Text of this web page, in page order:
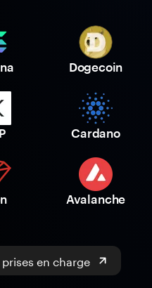
Dogecoin
Cardano
Avalanche
en charge